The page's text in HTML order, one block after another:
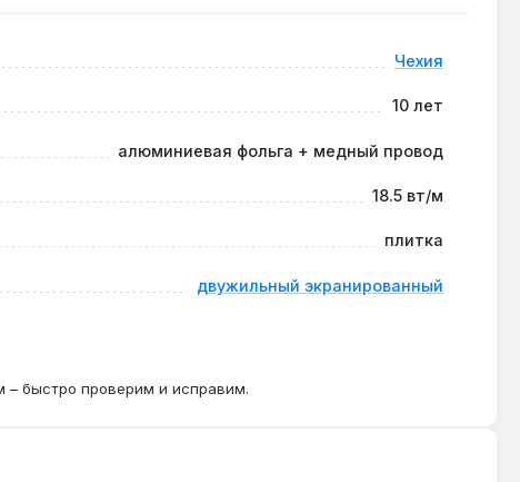
линейной мощностью и
реле промежуточного включения.
Чехия
10 лет
алюминиевая фольга + медный провод
18.5 вт/м
плитка
двужильный экранированный
– быстро проверим и исправим.